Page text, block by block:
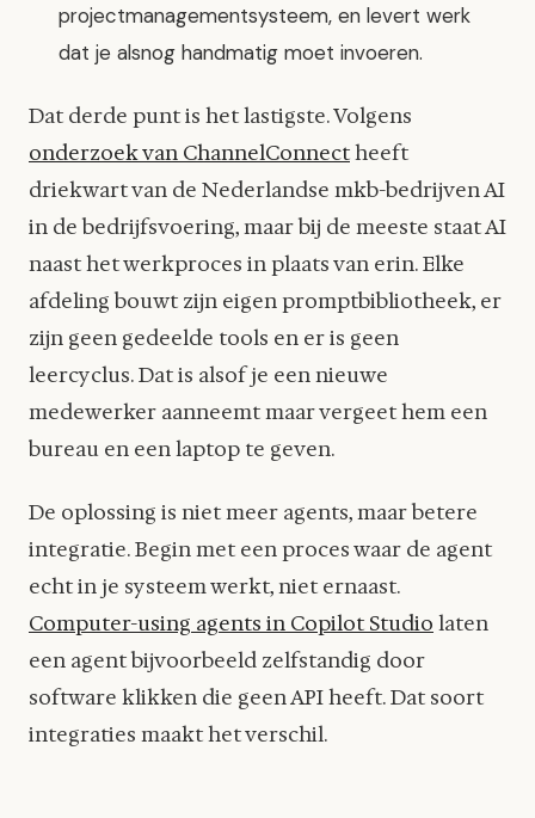
projectmanagementsysteem, en levert werk
dat je alsnog handmatig moet invoeren.
Dat derde punt is het lastigste. Volgens
onderzoek van ChannelConnectheeft
driekwart van de Nederlandse mkb-bedrijven AI
in de bedrijfsvoering, maar bij de meeste staat AI
naast het werkproces in plaats van erin. Elke
afdeling bouwt zijn eigen promptbibliotheek, er
zijn geen gedeelde tools en er is geen
leercyclus. Dat is alsof je een nieuwe
medewerker aanneemt maar vergeet hem een
bureau en een laptop te geven.
De oplossing is niet meer agents, maar betere
integratie. Begin met een proces waar de agent
echt in je systeem werkt, niet ernaast.
Computer-using agents in Copilot Studio laten
een agent bijvoorbeeld zelfstandig door
software klikken die geen API heeft. Dat soort
integraties maakt het verschil.